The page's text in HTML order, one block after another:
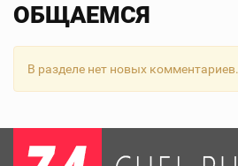
ОБЩАЕМСЯ
В разделе нет новых комментариев.